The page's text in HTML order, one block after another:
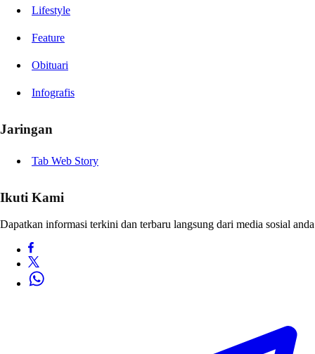
Lifestyle
Feature
Obituari
Infografis
Jaringan
Tab Web Story
Ikuti Kami
Dapatkan informasi terkini dan terbaru langsung dari media sosial anda